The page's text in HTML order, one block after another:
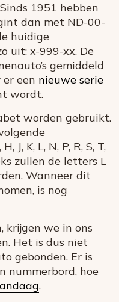
1951 hebben
dan met ND-00-
huidige
uit: x-999-xx. De
gemiddeld
er een nieuwe serie
wordt.
worden gebruikt.
J, K, L, N, P, R, S, T,
zullen de letters L
Wanneer dit
is nog
krijgen we in ons
Het is dus niet
gebonden. Er is
nummerbord, hoe
.